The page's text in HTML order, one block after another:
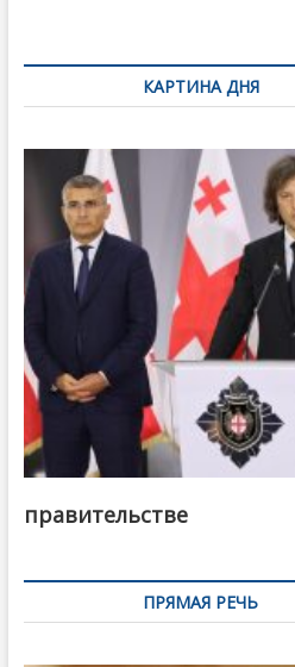
по
записямКАРТИНА ДНЯ
правительстве
ПРЯМАЯ РЕЧЬ